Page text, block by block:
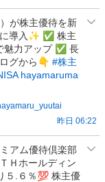
が株主優待を新
導入✨ ✅ 株主
魅力アップ ✅ 長
グから👇️ #株主
hayamaruma
昨日 06:22
アム優待倶楽部
Ｈホールディン
５.６％💯 株主優